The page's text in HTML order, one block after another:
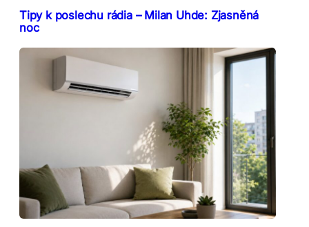
Tipy k poslechu rádia – Milan Uhde: Zjasněná
noc